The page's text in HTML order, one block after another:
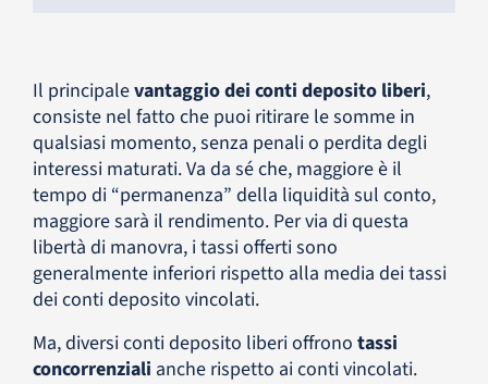
Il principalevantaggio dei conti deposito liberi,
consiste nel fatto che puoi ritirare le somme in
qualsiasi momento, senza penali o perdita degli
interessi maturati. Va da sé che, maggiore è il
tempo di “permanenza” della liquidità sul conto,
maggiore sarà il rendimento. Per via di questa
libertà di manovra, i tassi offerti sono
generalmente inferiori rispetto alla media dei tassi
dei conti deposito vincolati.
Ma, diversi conti deposito liberi offrono tassi
concorrenziali anche rispetto ai conti vincolati.